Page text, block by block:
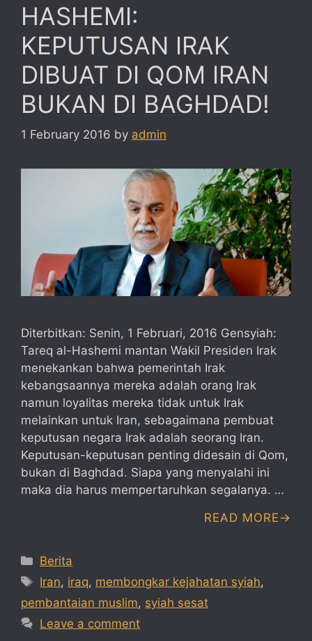
HASHEMI:
KEPUTUSAN IRAK
DIBUAT DI QOM IRAN
BUKAN DI BAGHDAD!
1 February 2016 by admin
Diterbitkan: Senin, 1 Februari, 2016 Gensyiah:
Tareq al-Hashemi mantan Wakil Presiden Irak
menekankan bahwa pemerintah Irak
kebangsaannya mereka adalah orang Irak
namun loyalitas mereka tidak untuk Irak
melainkan untuk Iran, sebagaimana pembuat
keputusan negara Irak adalah seorang Iran.
Keputusan-keputusan penting didesain di Qom,
bukan di Baghdad. Siapa yang menyalahi ini
maka dia harus mempertaruhkan segalanya. …
READ MORE
Categories
Berita
Tags
Iran, iraq, membongkar kejahatan syiah,
pembantaian muslim, syiah sesat
Leave a comment